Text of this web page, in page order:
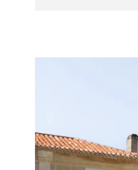
Sièges baquets en